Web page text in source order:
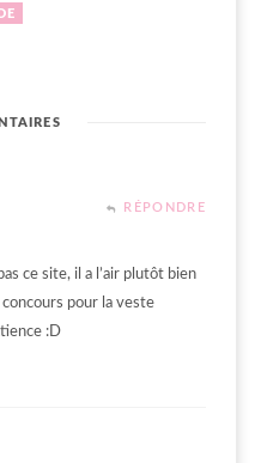
RÉPONDRE
ce site, il a l’air plutôt bien
concours pour la veste
:D